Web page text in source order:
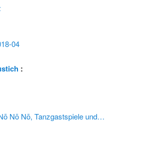
04
:
Nō Nō, Tanzgastspiele und…